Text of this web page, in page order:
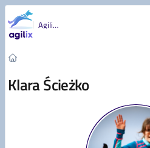
Przejdź do treści
Agility
Klara Ścieżko